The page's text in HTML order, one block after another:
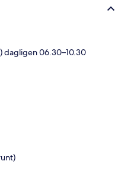
dagligen 06.30–10.30